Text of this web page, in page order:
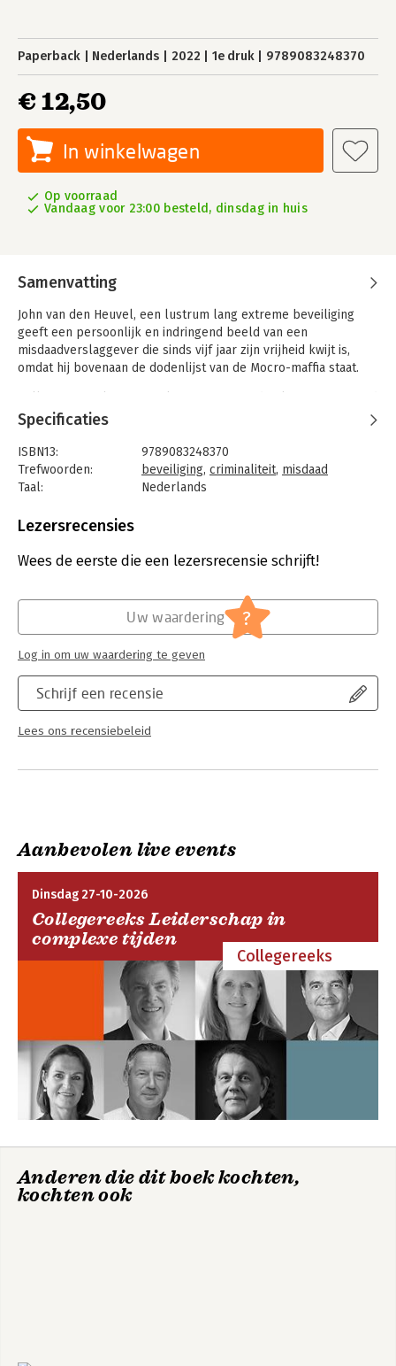
Paperback Nederlands 2022 1e druk 9789083248370
€ 12,50
In winkelwagen
Op voorraad
Vandaag voor 23:00 besteld, dinsdag in huis
Samenvatting
John van den Heuvel, een lustrum lang extreme beveiliging
geeft een persoonlijk en indringend beeld van een
misdaadverslaggever die sinds vijf jaar zijn vrijheid kwijt is,
omdat hij bovenaan de dodenlijst van de Mocro-maffia staat.
met John van den Heuvel en zat naast hem op de achterbank
van gepantserde bolides op weg naar onder meer de RTL
Boulevard-studio, de extra beveiligde rechtbank De Bunker,
het PSV-stadion en rechtbank Amsterdam voor het proces
tegen de moordverdachten in de zaak van Peter R. de Vries.
John van den Heuvel, een lustrum lang extreme beveiliging
geeft een onthullende inkijk achter de schermen van een
leven met voortdurende dreiging, maar is vooral ook het
verhaal van een geboren positivo die er in slaagt te blijven
onthullingen in De Telegraaf en bij RTL Boulevard. Een
ontwapenend boek over harteloze misdaad en een
misdaadverslaggever die zijn hart laat spreken.
Specificaties
ISBN13:
9789083248370
Trefwoorden:
beveiliging, criminaliteit, misdaad
Taal:
Nederlands
Aantal pagina's:
Druk:
1
Mens en maatschappij
Jongbloed:
Strafrecht - Criminologie
Lezersrecensies
Wees de eerste die een lezersrecensie schrijft!
Schrijf een recensie
Lees ons recensiebeleid
Uw waardering ?
Log in om uw waardering te geven
Aanbevolen live events
Dinsdag 27-10-2026
Collegereeks Leiderschap in
complexe tijden
Collegereeks
Anderen die dit boek kochten,
kochten ook